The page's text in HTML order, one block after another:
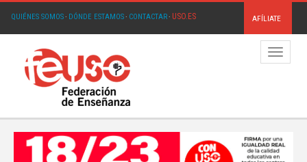
QUIÉNES SOMOS· DÓNDE ESTAMOS· CONTACTAR· USO.ES AFÍLIATE
Menú